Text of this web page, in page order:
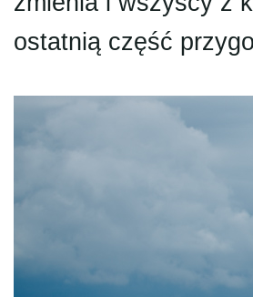
ostatnią część